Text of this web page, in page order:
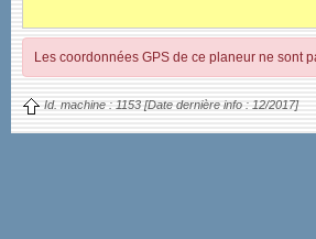
Les coordonnées GPS de ce planeur ne sont
Id. machine : 1153 [Date dernière info : 12/2017]